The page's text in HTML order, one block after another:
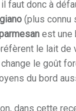
faut donc à
(plus connu
est une
le lait de
le goût
du bord
dans cette